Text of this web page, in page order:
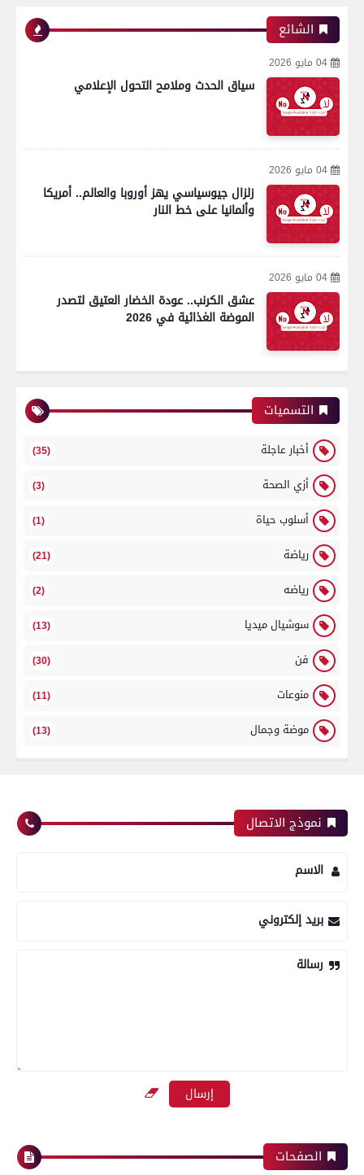
الشائع
04 مايو 2026
سياق الحدث وملامح التحول الإعلامي
04 مايو 2026
زلزال جيوسياسي يهز أوروبا والعالم.. أمريكا
وألمانيا على خط النار
04 مايو 2026
عشق الكرنب.. عودة الخضار العتيق لتصدر
الموضة الغذائية في 2026
التسميات
أخبار عاجلة (35)
أزي الصحة (3)
أسلوب حياة (1)
رياضة (21)
رياضه (2)
سوشيال ميديا (13)
فن (30)
منوعات (11)
موضة وجمال (13)
نموذج الاتصال
الاسم
بريد إلكتروني
رسالة
الصفحات